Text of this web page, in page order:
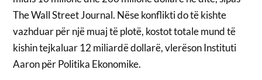
The Wall Street Journal. Nëse konflikti do të kishte
vazhduar për një muaj të plotë, kostot totale mund të
kishin tejkaluar 12 miliardë dollarë, vlerëson Instituti
Aaron për Politika Ekonomike.